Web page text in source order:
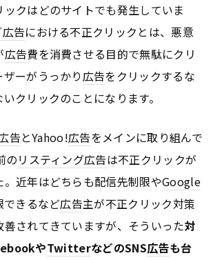
ックはどのサイトでも発生していま
告における不正クリックとは、悪意
広告費を消費させる目的で無駄にクリ
ーがうっかり 広告をクリックするな
クリックのことになります。
告とYahoo!広告をメインに取り組んで
のリスティング広告は不正クリックが
近年はどちらも配信先制限やGoogle
できるなど広告主が不正クリック対策
されてきていますが、そういった対
やTwitterなどのSNS広告も台